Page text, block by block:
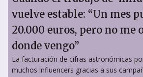
vuelve estable: “Un mes
20.000 euros, pero no me
donde vengo”
La facturación de cifras astronómicas
muchos influencers gracias a sus